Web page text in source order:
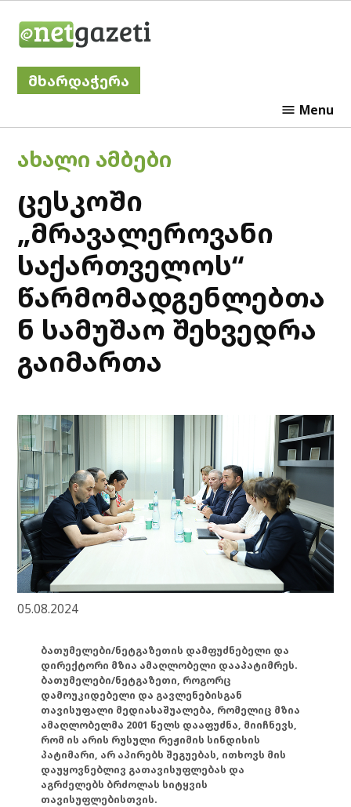
მხარდაჭერა
Menu
POSTED
ᲐᲮᲐᲚᲘ ᲐᲛᲑᲔᲑᲘ
ცესკოში
„მრავალეროვანი
საქართველოს“
წარმომადგენლებთა
ნ სამუშაო შეხვედრა
გაიმართა
05.08.2024
ბათუმელები/ნეტგაზეთის დამფუძნებელი და
დირექტორი მზია ამაღლობელი დააპატიმრეს.
ბათუმელები/ნეტგაზეთი, როგორც
დამოუკიდებელი და გავლენებისგან
თავისუფალი მედიასაშუალება, რომელიც მზია
ამაღლობელმა 2001 წელს დააფუძნა, მიიჩნევს,
რომ ის არის რუსული რეჟიმის სინდისის
პატიმარი, არ აპირებს შეგუებას, ითხოვს მის
დაუყოვნებლივ გათავისუფლებას და
აგრძელებს ბრძოლას სიტყვის
თავისუფლებისთვის.